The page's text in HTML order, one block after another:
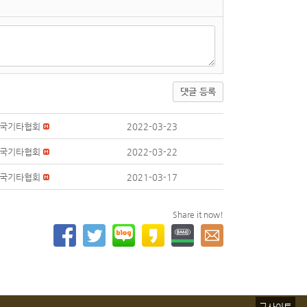
댓글 등록
기타협회 2022-03-23
기타협회 2022-03-22
기타협회 2021-03-17
Share it now!